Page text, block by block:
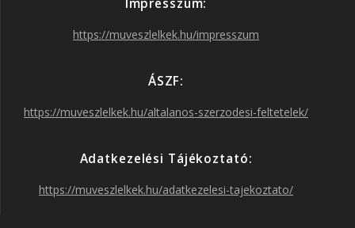
o r
a
m
r
Impresszum:
https://muveszlelkek.hu/impresszum
ÁSZF:
https://muveszlelkek.hu/altalanos-szerzodesi-feltetelek/
Adatkezelési Tájékoztató:
https://muveszlelkek.hu/adatkezelesi-tajekoztato/